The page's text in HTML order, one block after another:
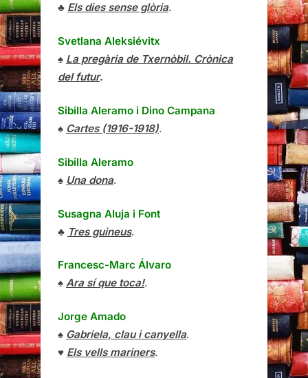
♣ Els dies sense glòria.
Svetlana Aleksiévitx
♠ La pregària de Txernòbil. Crònica
del futur.
Sibilla Aleramo i Dino Campana
♠ Cartes (1916-1918).
Sibilla Aleramo
♠ Una dona.
Susagna Aluja i Font
♣ Tres guineus.
Francesc-Marc Álvaro
♠ Ara sí que toca!.
Jorge Amado
♠ Gabriela, clau i canyella.
♥ Els vells mariners.